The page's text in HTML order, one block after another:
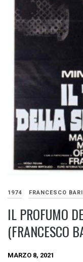
1974 FRANCESCO
IL PROFUMO
(FRANCESCO
MARZO 8, 2021